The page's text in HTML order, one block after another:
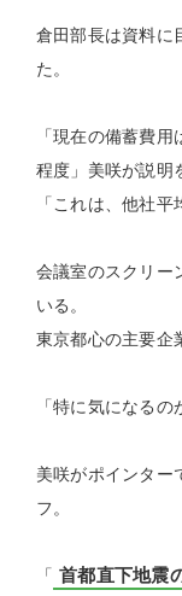
倉田部長は資料に
た。
「現在の備蓄費
程度」美咲が説明
「これは、他社平
会議室のスクリー
いる。
東京都心の主要企
「特に気になるの
美咲がポインター
フ。
「 首都直下地震